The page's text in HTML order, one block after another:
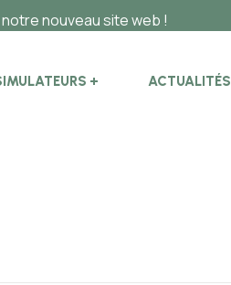
site web !
ACTUALITÉS